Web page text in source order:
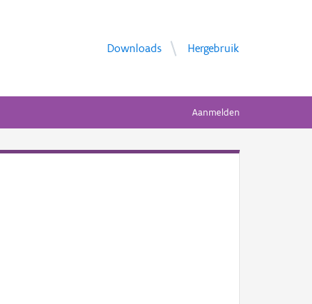
Downloads Hergebruik
Aanmelden